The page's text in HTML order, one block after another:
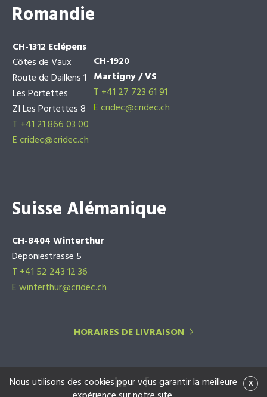
Romandie
CH-1312 Eclépens
Côtes de Vaux
Route de Daillens 1
Les Portettes
ZI Les Portettes 8
T +41 21 866 03 00
Ecridec@cridec.ch
CH-1920
Martigny / VS
T +41 27 723 61 91
Ecridec@cridec.ch
Suisse Alémanique
CH-8404 Winterthur
Deponiestrasse 5
T +41 52 243 12 36
E winterthur@cridec.ch
HORAIRES DE LIVRAISON
x
Nous utilisons des cookies pour vous garantir la meilleure